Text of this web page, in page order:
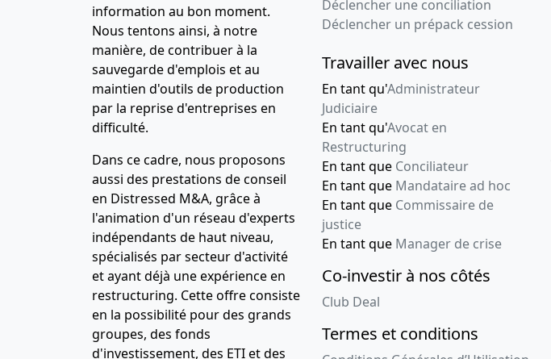
information au bon moment.
Nous tentons ainsi, à notre
manière, de contribuer à la
sauvegarde d'emplois et au
maintien d'outils de production
par la reprise d'entreprises en
difficulté.
Dans ce cadre, nous proposons
aussi des prestations de conseil
en Distressed M&A, grâce à
l'animation d'un réseau d'experts
indépendants de haut niveau,
spécialisés par secteur d'activité
et ayant déjà une expérience en
restructuring. Cette offre consiste
en la possibilité pour des grands
groupes, des fonds
d'investissement, des ETI et des
Déclencher une conciliation
Déclencher un prépack cession
Travailler avec nous
En tant qu'Administrateur
Judiciaire
En tant qu'Avocat en
Restructuring
En tant que Conciliateur
En tant que Mandataire ad hoc
En tant que Commissaire de
justice
En tant que Manager de crise
Co-investir à nos côtés
Club Deal
Termes et conditions